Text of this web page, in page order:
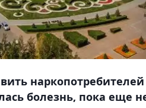
болезнь, пока еще